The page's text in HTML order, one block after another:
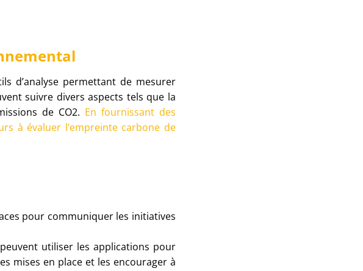
d’analyse permettant de mesurer
suivre divers aspects tels que la
de CO2. En fournissant des
à évaluer l’empreinte carbone de
pour communiquer les initiatives
utiliser les applications pour
mises en place et les encourager à